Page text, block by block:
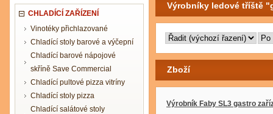
CHLADÍCÍ ZAŘÍZENÍ
Vinotéky přichlazované
Chladící stoly barové a výčepní
Chladící barové nápojové
skříně Save Commercial
Chladící pultové pizza vitríny
Chladící stoly pizza
Chladící salátové stoly
Výrobníky ledové tříště
Zboží
Výrobník Faby SL3 gastro